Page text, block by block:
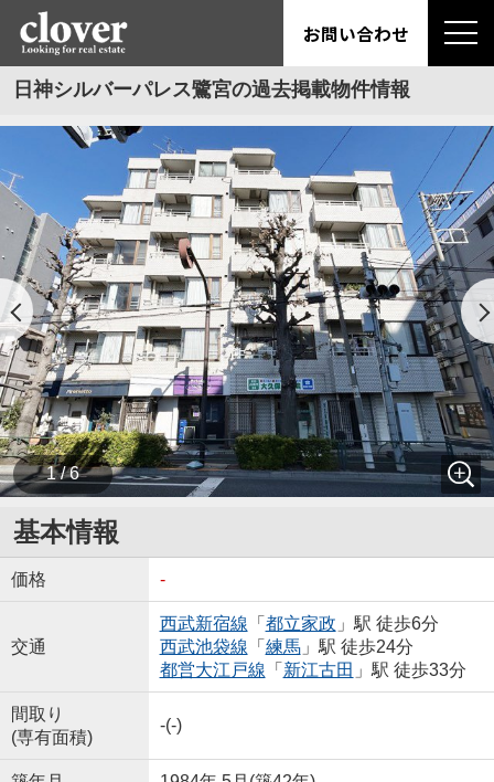
お問い合わせ
日神シルバーパレス鷺宮の過去掲載物件情報
1 / 6
基本情報
価格 -
交通
西武新宿線 「 都立家政 」駅 徒歩6分
西武池袋線 「 練馬」駅 徒歩24分
都営大江戸線 「 新江古田 」駅 徒歩33分
間取り
(専有面積)
-(-)